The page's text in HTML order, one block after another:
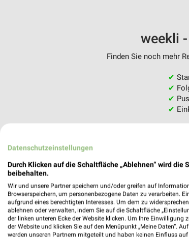
weekli
Finden Sie noch mehr
✔
✔
✔
✔
Datenschutzeinstellungen
Durch Klicken auf die Schaltfläche „Ablehnen“ wird
beibehalten.
Wir und unsere Partner speichern und/oder greifen auf
Browserspeichern, um personenbezogene Daten zu verarbeiten.
aufgrund eines berechtigten Interesses. Um dem zu
ablehnen oder verwalten, indem Sie auf die Schaltfläche
der linken unteren Ecke der Website klicken. Um Ihre
der Website und klicken Sie auf den Menüpunkt „Meine Daten“.
werden unseren Partnern mitgeteilt und haben keinen Einfluss auf